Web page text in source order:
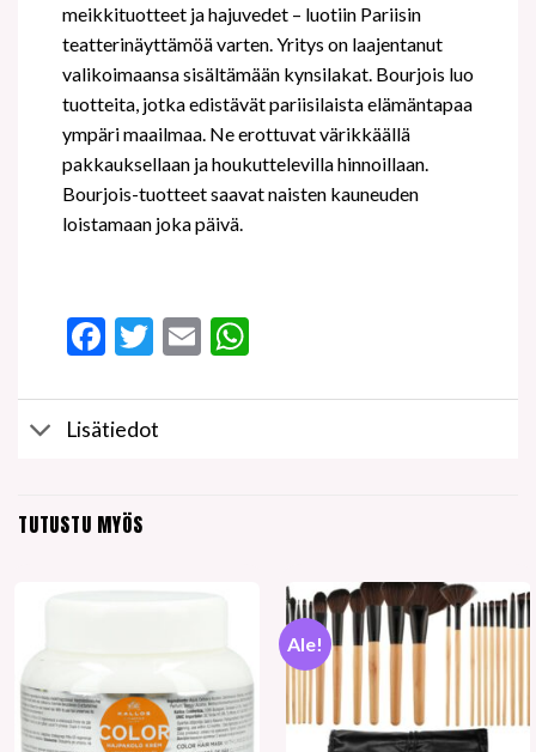
meikkituotteet ja hajuvedet – luotiin Pariisin
teatterinäyttämöä varten. Yritys on laajentanut
valikoimaansa sisältämään kynsilakat. Bourjois luo
tuotteita, jotka edistävät pariisilaista elämäntapaa
ympäri maailmaa. Ne erottuvat värikkäällä
pakkauksellaan ja houkuttelevilla hinnoillaan.
Bourjois-tuotteet saavat naisten kauneuden
loistamaan joka päivä.
Facebook
Twitter
EmailWhatsApp
Lisätiedot
TUTUSTU MYÖS
Ale!